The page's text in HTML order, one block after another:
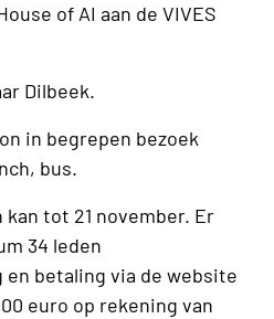
of AI aan de VIVES
Dilbeek.
in begrepen bezoek
bus.
kan tot 21 november. Er
34 leden
betaling via de website
euro op rekening van